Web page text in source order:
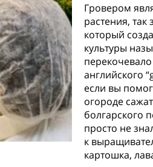
Гровером
растения,
который
культуры
английского
если вы
огороде
болгарского
просто не
к
картошка,